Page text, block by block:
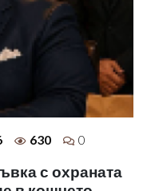
630 0
с охраната